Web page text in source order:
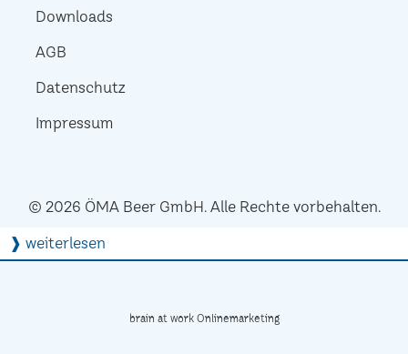
Downloads
AGB
Datenschutz
Impressum
© 2026 ÖMA Beer GmbH. Alle Rechte vorbehalten.
❱ weiterlesen
brain at work Onlinemarketing